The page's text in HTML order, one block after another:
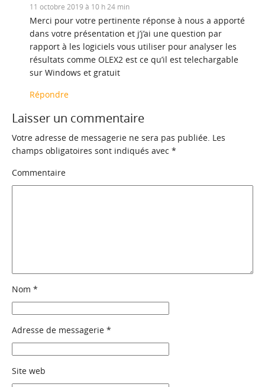
11 octobre 2019 à 10 h 24 min
Merci pour votre pertinente réponse à nous a apporté
dans votre présentation et j’j’ai une question par
rapport à les logiciels vous utiliser pour analyser les
résultats comme OLEX2 est ce qu’il est telechargable
sur Windows et gratuit
Répondre
Laisser un commentaire
Votre adresse de messagerie ne sera pas publiée. Les
champs obligatoires sont indiqués avec *
Commentaire
Nom *
Adresse de messagerie *
Site web